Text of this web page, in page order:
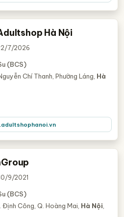
Hà Nội
7/2026
(BCS)
Chí Thanh, Phường Láng, Hà
9/2021
(BCS)
Công, Q. Hoàng Mai, Hà Nội